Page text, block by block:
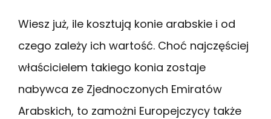
Wiesz już, ile kosztują konie arabskie i od
czego zależy ich wartość. Choć najczęściej
właścicielem takiego konia zostaje
nabywca ze Zjednoczonych Emiratów
Arabskich, to zamożni Europejczycy także